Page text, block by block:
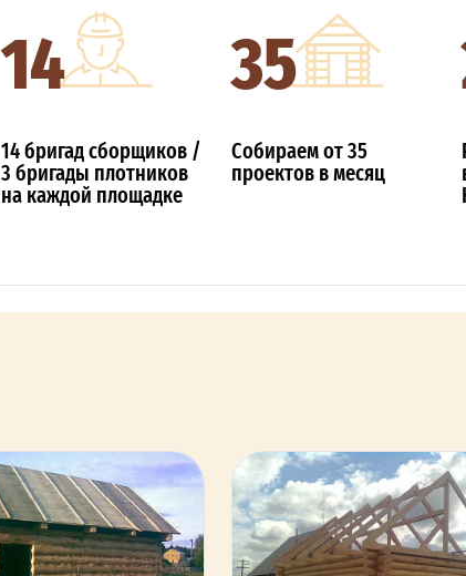
14
14 бригад сборщиков /
3 бригады плотников
на каждой площадке
35
Собираем от 35
проектов в месяц